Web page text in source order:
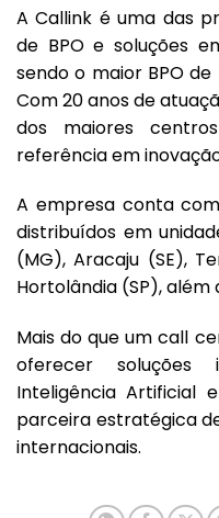
A Callink é uma das
de BPO e soluções
sendo o maior BPO
Com 20 anos de
dos maiores
referência em
A empresa conta
distribuídos em
(MG), Aracaju (SE),
Hortolândia (SP),
Mais do que um call
oferecer
Inteligência Artificial
parceira estratégica
internacionais.